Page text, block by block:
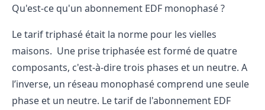
Qu'est-ce qu'un abonnement EDF monophasé ?
Le tarif triphasé était la norme pour les vielles
maisons. Une prise triphasée est formé de quatre
composants, c'est-à-dire trois phases et un neutre. A
l’inverse, un réseau monophasé comprend une seule
phase et un neutre. Le tarif de l'abonnement EDF